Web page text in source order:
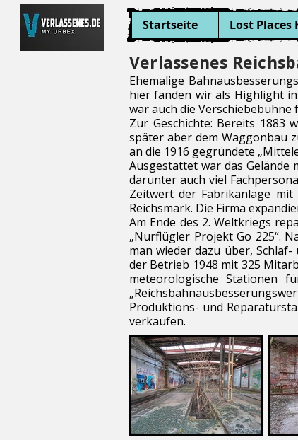
Startseite Lost Places
Verlassenes
Ehemalige
hier fanden wir als Highlight
war auch die
Zur Geschichte: Bereits 1883
später aber dem Waggonbau
an die 1916 gegründete
Ausgestattet war das Gelände
darunter auch viel
Zeitwert der Fabrikanlage mit
Reichsmark. Die Firma
Am Ende des 2. Weltkriegs
„Nurflügler Projekt Go 225“.
man wieder dazu über,
der Betrieb 1948 mit 325
meteorologische Stationen
Produktions- und
verkaufen.